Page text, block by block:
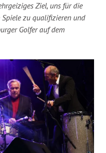
Ziel, uns für die
zu qualifizieren und
Golfer auf dem